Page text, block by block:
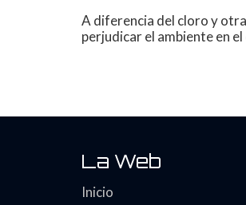
A diferencia del cloro y
perjudicar el ambiente en
La Web
Inicio